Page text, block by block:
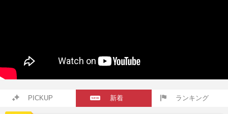
PICKUP 新着 ランキング